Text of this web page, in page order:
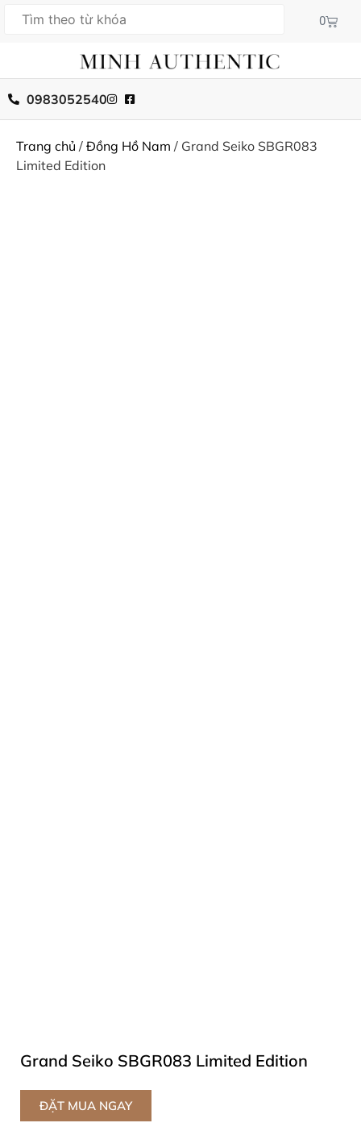
0
0983052540
Trang chủ / Đồng Hồ Nam / Grand Seiko SBGR083
Limited Edition
Grand Seiko SBGR083 Limited Edition
ĐẶT MUA NGAY